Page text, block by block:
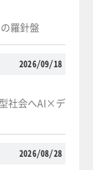
羅針盤
2026/09/18
社会へAI×デ
2026/08/28